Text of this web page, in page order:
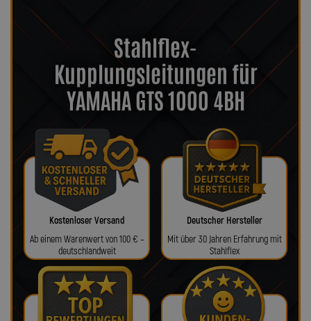
Stahlflex-
Kupplungsleitungen für
YAMAHA GTS 1000 4BH
Kostenloser Versand
Ab einem Warenwert von 100 € –
deutschlandweit
Deutscher Hersteller
Mit über 30 Jahren Erfahrung mit
Stahlflex